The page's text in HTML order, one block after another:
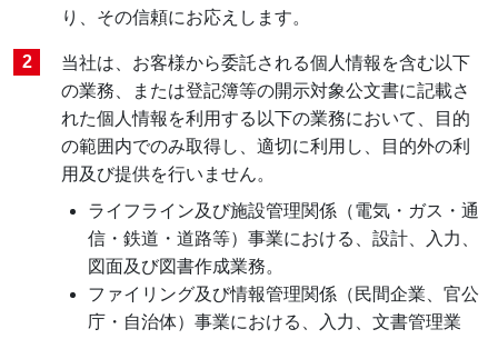
り、その信頼にお応えします。
当社は、お客様から委託される個人情報を含む以下
の業務、または登記簿等の開示対象公文書に記載さ
れた個人情報を利用する以下の業務において、目的
の範囲内でのみ取得し、適切に利用し、目的外の利
用及び提供を行いません。
ライフライン及び施設管理関係（電気・ガス・通
信・鉄道・道路等）事業における、設計、入力、
図面及び図書作成業務。
ファイリング及び情報管理関係（民間企業、官公
庁・自治体）事業における、入力、文書管理業